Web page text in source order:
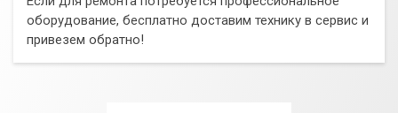
оборудование, бесплатно доставим технику в сервис и
привезем обратно!